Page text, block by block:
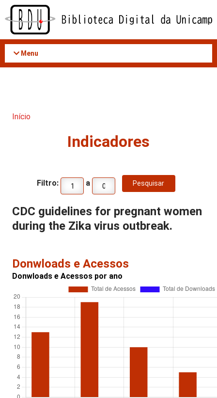
Acessar
conteúdo
Menu
Início
Indicadores
Filtro: a
CDC guidelines for pregnant women
during the Zika virus outbreak.
Donwloads e Acessos
Donwloads e Acessos por ano